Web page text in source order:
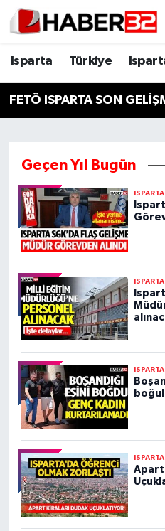
Isparta Türkiye
FETÖ ISPARTA SON
Geçen Yıl Bugün
ISPARTA
ISPARTA
ISPARTA
ISPARTA
Apart
Isparta
ASAYİŞ
BİLİM VE TEKNOLOJİ
EĞİTİM
GENEL
Güncel
HABERDE İNSAN
İlginç
KÜLTÜR SANAT
MAGAZİN
Oyun
Isparta Nöbetçi
Süper Lig Puan
Tüm Manşetler
Son Dakika Haberleri
Haber Arşivi